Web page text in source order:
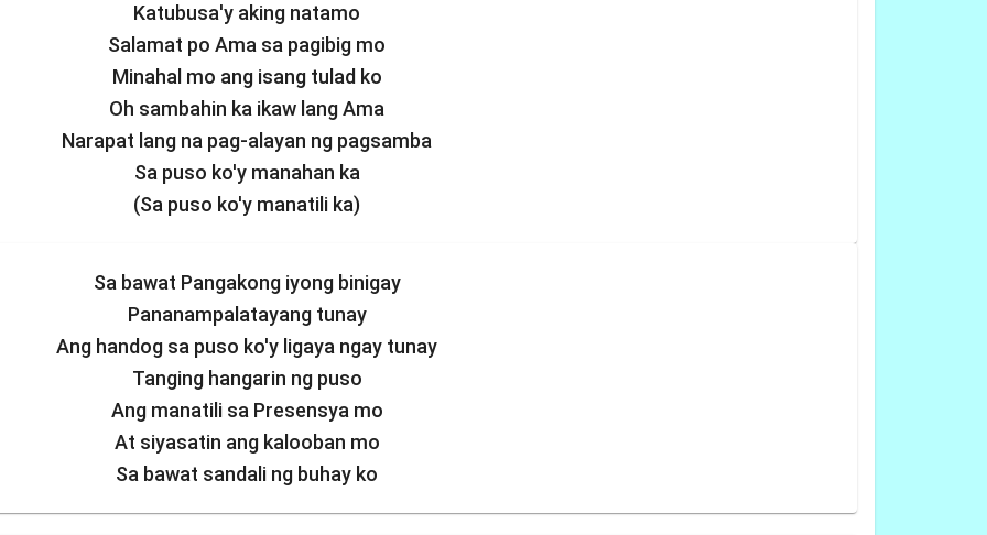
Katubusa'y aking natamo
Salamat po Ama sa pagibig mo
Minahal mo ang isang tulad ko
Oh sambahin ka ikaw lang Ama
Narapat lang na pag-alayan ng pagsamba
Sa puso ko'y manahan ka
(Sa puso ko'y manatili ka)
Sa bawat Pangakong iyong binigay
Pananampalatayang tunay
Ang handog sa puso ko'y ligaya ngay tunay
Tanging hangarin ng puso
Ang manatili sa Presensya mo
At siyasatin ang kalooban mo
Sa bawat sandali ng buhay ko